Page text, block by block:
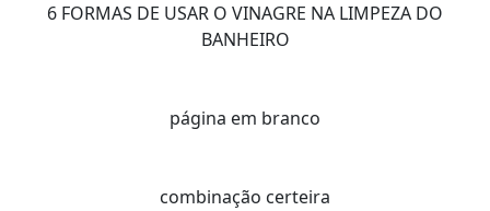
6 FORMAS DE USAR O VINAGRE NA LIMPEZA DO
BANHEIRO
página em branco
combinação certeira